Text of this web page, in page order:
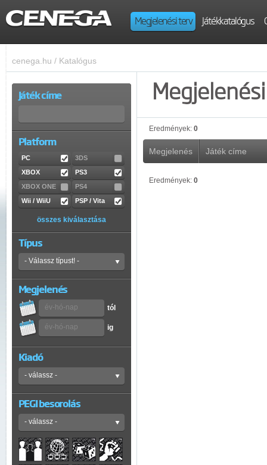
Megjelenési terv Játékkatalógus
cenega.hu / Katalógus
Játék címe
Platform
PC
3DS
XBOX
PS3
XBOX ONE
PS4
Wii / WiiU
PSP / Vita
összes kiválasztása
Típus
Megjelenés
tól
ig
Kiadó
PEGI besorolás
Eredmények: 0
Megjelenés Játék címe
Eredmények: 0